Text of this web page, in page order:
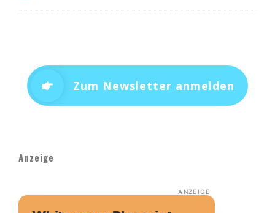
Zum Newsletter anmelden
Anzeige